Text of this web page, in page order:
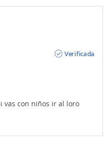
Verificada
vas con niños ir al loro